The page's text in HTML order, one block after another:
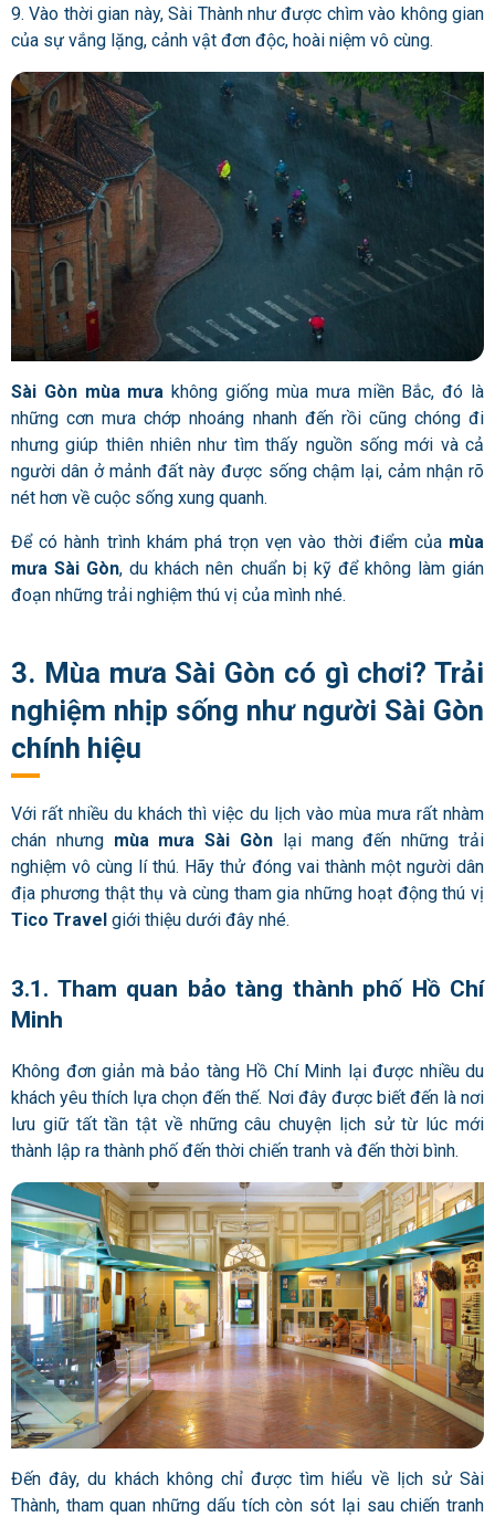
9. Vào thời gian này, Sài Thành như được chìm vào không gian
của sự vắng lặng, cảnh vật đơn độc, hoài niệm vô cùng.
Sài Gòn mùa mưa không giống mùa mưa miền Bắc, đó là
những cơn mưa chớp nhoáng nhanh đến rồi cũng chóng đi
nhưng giúp thiên nhiên như tìm thấy nguồn sống mới và cả
người dân ở mảnh đất này được sống chậm lại, cảm nhận rõ
nét hơn về cuộc sống xung quanh.
Để có hành trình khám phá trọn vẹn vào thời điểm của mùa
mưa Sài Gòn, du khách nên chuẩn bị kỹ để không làm gián
đoạn những trải nghiệm thú vị của mình nhé.
3. Mùa mưa Sài Gòn có gì chơi? Trải
nghiệm nhịp sống như người Sài Gòn
chính hiệu
Với rất nhiều du khách thì việc du lịch vào mùa mưa rất nhàm
chán nhưng mùa mưa Sài Gòn lại mang đến những trải
nghiệm vô cùng lí thú. Hãy thử đóng vai thành một người dân
địa phương thật thụ và cùng tham gia những hoạt động thú vị
Tico Travel giới thiệu dưới đây nhé.
3.1. Tham quan bảo tàng thành phố Hồ Chí
Minh
Không đơn giản mà bảo tàng Hồ Chí Minh lại được nhiều du
khách yêu thích lựa chọn đến thế. Nơi đây được biết đến là nơi
lưu giữ tất tần tật về những câu chuyện lịch sử từ lúc mới
thành lập ra thành phố đến thời chiến tranh và đến thời bình.
Đến đây, du khách không chỉ được tìm hiểu về lịch sử Sài
Thành, tham quan những dấu tích còn sót lại sau chiến tranh